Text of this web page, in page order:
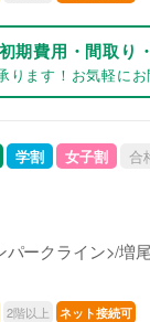
期費用・間取り
ります！お気軽に
学割 女子割 合
パークライン>/増
2階以上 ネット接続可